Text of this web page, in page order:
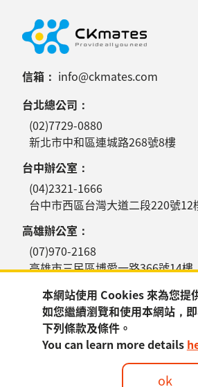
成式 AI 架構，從前期評估、平台選型，到實際落
顧問與技術支援，如果您正在評估 Claude
Bedrock 的導入策略，或希望進一步了解哪一種
歡迎與我們聯繫，讓 AI 的導入不只是「可用」，
本網站使用 Cookies 來為您提
如您繼續瀏覽和使用本網站，
下列條款及條件。
You can learn more details
ok
信箱： info@ckmates.com
台北總公司：
(02)7729-0880
新北市中和區連城路268號8樓
台中辦公室：
(04)2321-1666
台中市西區台灣大道二段220號12
高雄辦公室：
(07)970-2168
高雄市三民區博愛一路366號14樓